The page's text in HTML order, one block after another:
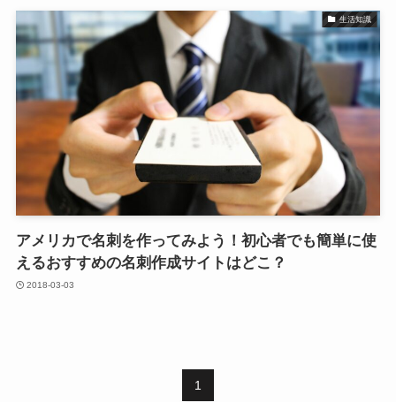
生活知識
アメリカで名刺を作ってみよう！初心者でも簡単に使
えるおすすめの名刺作成サイトはどこ？
2018-03-03
1